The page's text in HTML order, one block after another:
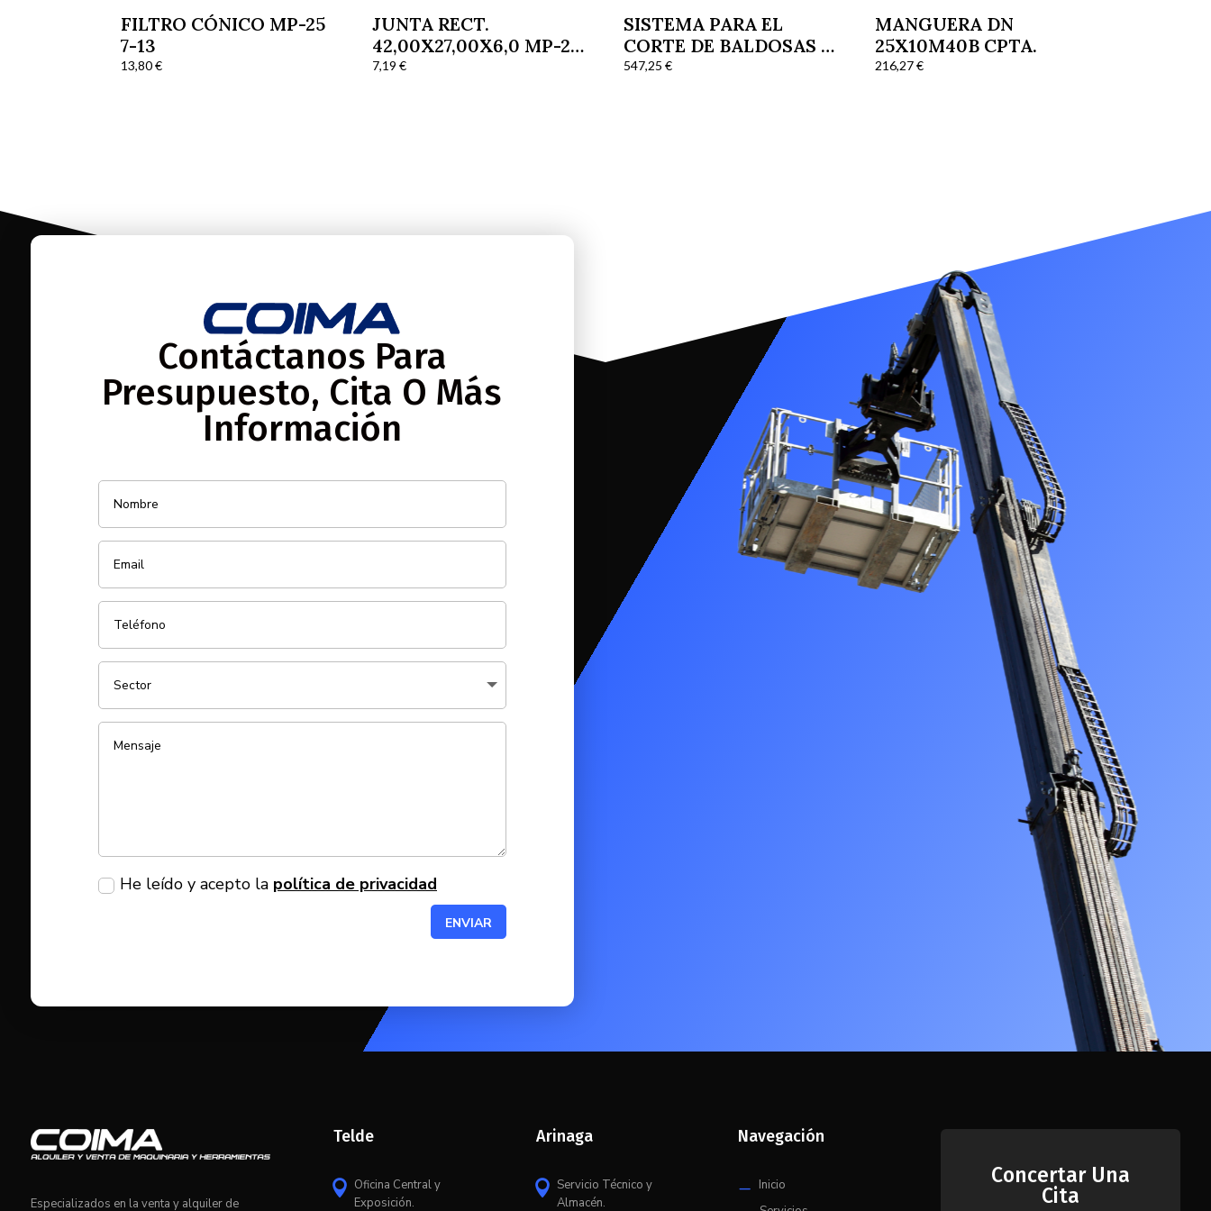
FILTRO CÓNICO MP-25
7-13
13,80€
JUNTA RECT.
42,00X27,00X6,0 MP-25
7-14
7,19€
SISTEMA PARA EL
CORTE DE BALDOSAS Y
LOSA KIT FLAS LINE
547,25€
MANGUERA DN
25X10M40B CPTA.
216,27€
Contáctanos Para
Presupuesto, Cita O Más
Información
He leído y acepto la política de privacidad
ENVIAR
Especializados en la venta y alquiler de
Telde
 Oficina Central y
Exposición.
Arinaga
 Servicio Técnico y
Almacén.
Navegación
K Inicio
Concertar Una
Cita